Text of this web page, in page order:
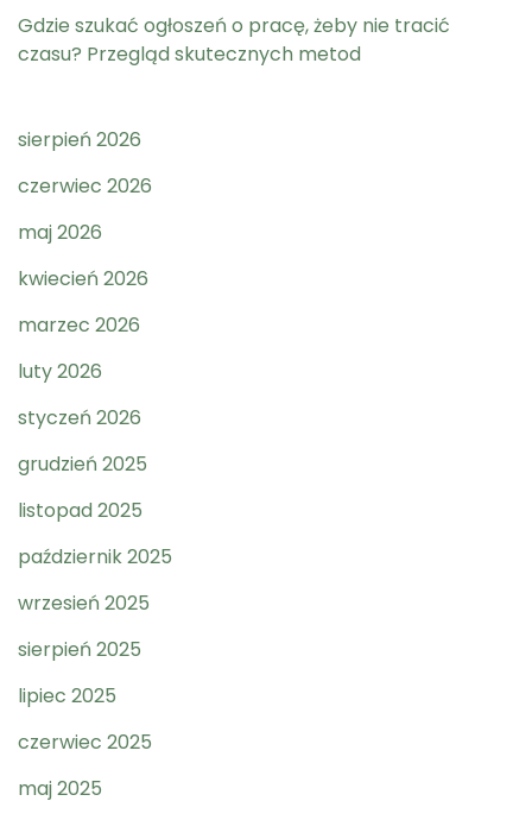
Gdzie szukać ogłoszeń o pracę, żeby nie tracić
czasu? Przegląd skutecznych metod
sierpień 2026
czerwiec 2026
maj 2026
kwiecień 2026
marzec 2026
luty 2026
styczeń 2026
grudzień 2025
listopad 2025
październik 2025
wrzesień 2025
sierpień 2025
lipiec 2025
czerwiec 2025
maj 2025